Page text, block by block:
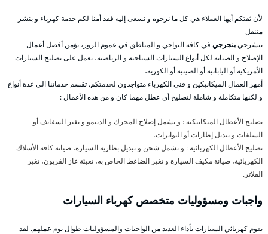
لأن ثقتكم أيها العملاء هي كل ما نرجوه و نسعى إليه فقد أمنا لكم خدمة كهرباء و بنشر
متنقل
بنشرجيبنجرجي في كافة النواحي و المناطق في عموم الزور، نؤمن أفضل أعمال
الإصلاح و الصيانة لكل أنواع السيارات السياحية و الرياضية، نعمل على تصليح السيارات
الأمريكية أو اليابانية أو الصينية أو الكورية،
أمهر العمال الميكانيكين و فني الكهرباء متواجدون لخدمتكم. تقسم خدماتنا الى عدة أنواع
و لكنها متكاملة و شاملة لتصليح أي عطل مهما كان و من هذه الأعمال :
تصليح الأعطال الميكانيكية : و تشمل إصلاح المحرك و الدينمو و تغير السفايف أو
السلفات و تبديل إطارات أو التوايرات.
تصليح الأعطال الكهربائية : و تشمل شحن و تبديل بطارية السيارة، صيانة كافة الأسلاك
الكهربائية، صيانة مكيف السيارة و تغير الضاغط الخاص به، تعبئة غاز الفريون، تغير
الفلاتر.
واجبات ومسؤوليات متخصص كهرباء السيارات
يقوم كهربائي السيارات بأداء العديد من الواجبات والمسؤوليات طوال يوم عملهم. لقد